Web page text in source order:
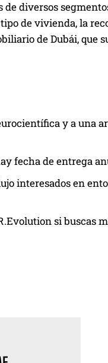
diversos
de vivienda, la
de Dubái, que
y a una
fecha de entrega
interesados en
si buscas